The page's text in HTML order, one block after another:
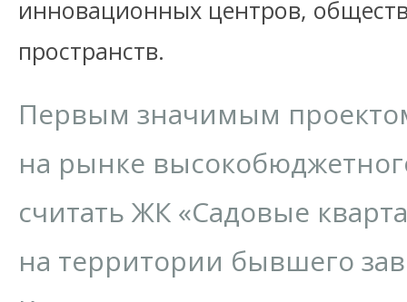
инновационных центров,
пространств.
Первым значимым
на рынке
считать ЖК «Садовые
на территории бывшего